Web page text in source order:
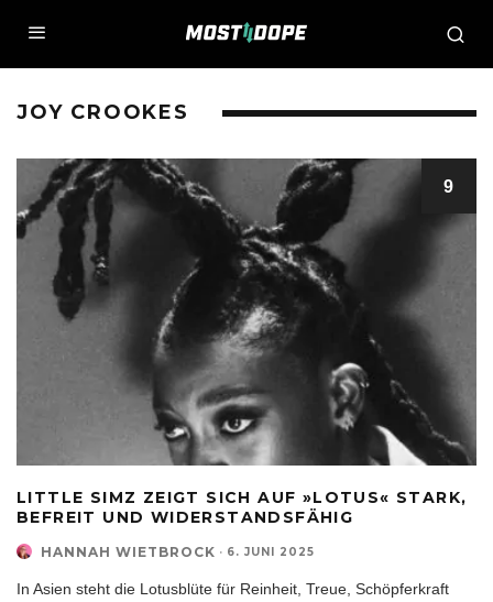
JOY CROOKES
9
LITTLE SIMZ ZEIGT SICH AUF »LOTUS« STARK,
BEFREIT UND WIDERSTANDSFÄHIG
HANNAH WIETBROCK · 6. JUNI 2025
In Asien steht die Lotusblüte für Reinheit, Treue, Schöpferkraft